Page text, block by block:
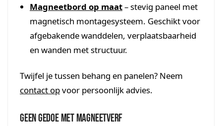
Magneetbord op maat– stevig paneel met
magnetisch montagesysteem. Geschikt voor
afgebakende wanddelen, verplaatsbaarheid
en wanden met structuur.
Twijfel je tussen behang en panelen? Neem
contact opvoor persoonlijk advies.
Geen gedoe met magneetverf